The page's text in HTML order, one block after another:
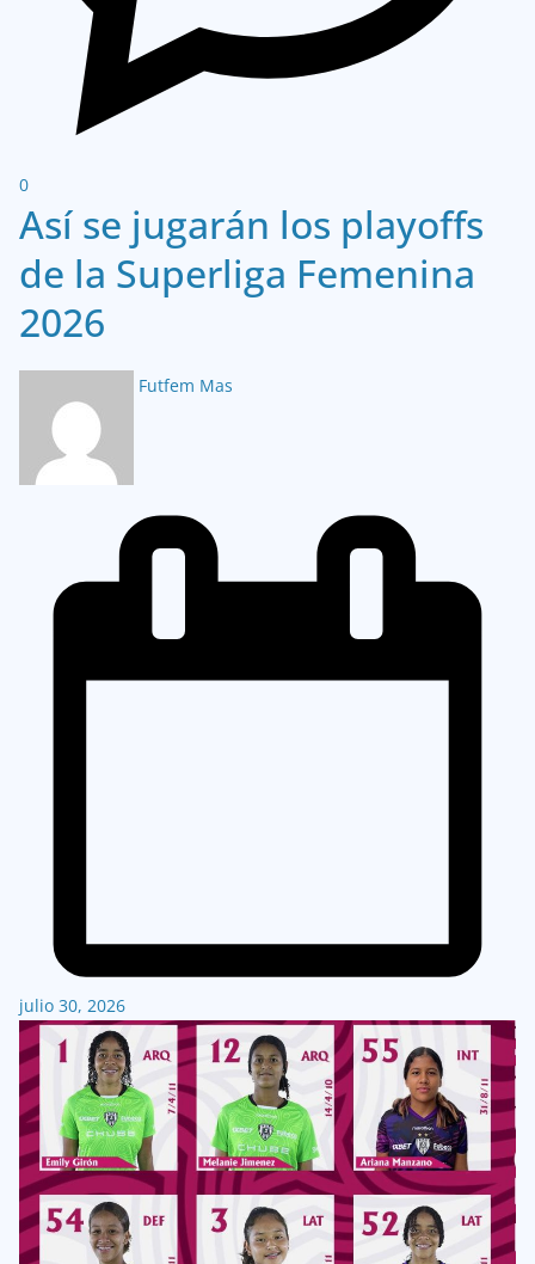
0
Así se jugarán los playoffs
de la Superliga Femenina
2026
Futfem Mas
julio 30, 2026